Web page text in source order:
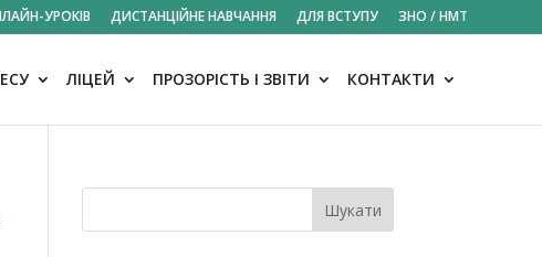
УРОКІВ ДИСТАНЦІЙНЕ НАВЧАННЯ ДЛЯ ВСТУПУ ЗНО / НМТ
ЛІЦЕЙ ПРОЗОРІСТЬ І ЗВІТИ КОНТАКТИ